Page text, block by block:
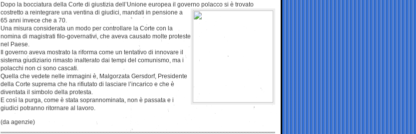
Dopo la bocciatura della Corte di giustizia dell’Unione europea il governo polacco si è trovato
costretto a reintegrare una ventina di giudici, mandati in pensione a
65 anni invece che a 70.
Una misura considerata un modo per controllare la Corte con la
nomina di magistrati filo-governativi, che aveva causato molte proteste
nel Paese.
Il governo aveva mostrato la riforma come un tentativo di innovare il
sistema giudiziario rimasto inalterato dai tempi del comunismo, ma i
polacchi non ci sono cascati.
Quella che vedete nelle immagini è, Malgorzata Gersdorf, Presidente
della Corte suprema che ha rifiutato di lasciare l’incarico e che è
diventata il simbolo della protesta.
E così la purga, come è stata soprannominata, non è passata e i
giudici potranno ritornare al lavoro.
(da agenzie)